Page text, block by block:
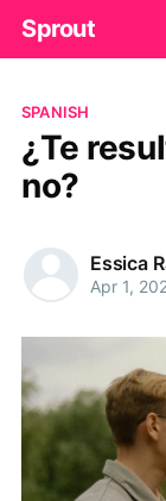
Sprout
SPANISH
¿Te
no?
Essica
Apr 1,